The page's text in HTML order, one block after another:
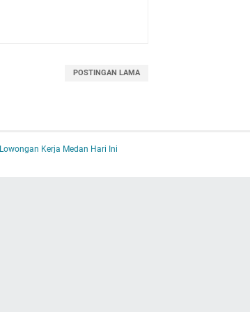
POSTINGAN LAMA
Kerja Medan Hari Ini